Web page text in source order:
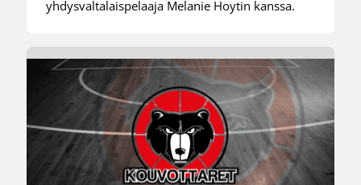
yhdysvaltalaispelaaja Melanie Hoytin kanssa.